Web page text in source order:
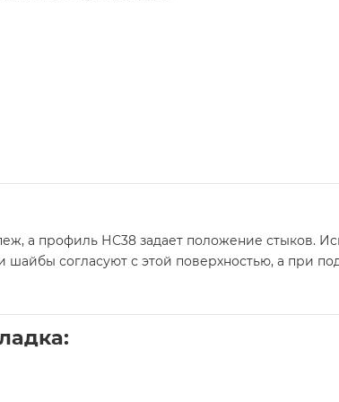
а профиль НС38 задает положение стыков.
согласуют с этой поверхностью, а при